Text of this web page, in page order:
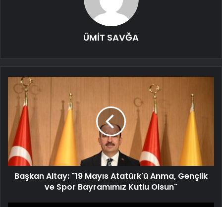
ÜMİT SAVĞA
Başkan Altay: "19 Mayıs Atatürk'ü Anma, Gençlik
ve Spor Bayramımız Kutlu Olsun"